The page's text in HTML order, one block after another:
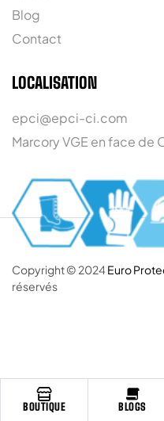
BOUTIQUE BLOGS
Blog
Contact
LOCALISATION
epci@epci-ci.com
Marcory VGE en face de
Copyright © 2024 Euro
réservés